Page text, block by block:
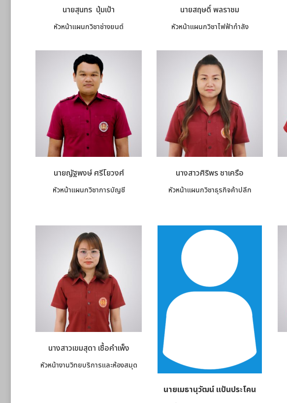
นายสุนทร ปุ่มเป้า
หัวหน้าแผนกวิชาช่างยนต์
นายสฤษดิ์ พลราชม
หัวหน้าแผนกวิชาไฟฟ้ากำลัง
นายญัฐพงษ์ ศรีโยวงศ์
หัวหน้าแผนกวิชาการบัญชี
นางสาวศิริพร ชาเครือ
หัวหน้าแผนกวิชาธุรกิจค้าปลีก
นางสาวเขมสุดา เชื้อคำเพ็ง
หัวหน้างานวิทยบริการและห้องสมุด
นายเมธานุวัฒน์ แป้นประโคน